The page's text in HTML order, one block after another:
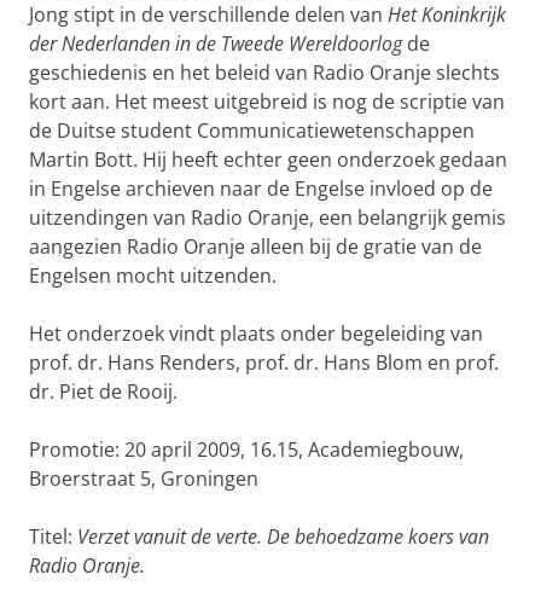
Jong stipt in de verschillende delen van Het Koninkrijk
der Nederlanden in de Tweede Wereldoorlogde
geschiedenis en het beleid van Radio Oranje slechts
kort aan. Het meest uitgebreid is nog de scriptie van
de Duitse student Communicatiewetenschappen
Martin Bott. Hij heeft echter geen onderzoek gedaan
in Engelse archieven naar de Engelse invloed op de
uitzendingen van Radio Oranje, een belangrijk gemis
aangezien Radio Oranje alleen bij de gratie van de
Engelsen mocht uitzenden.
Het onderzoek vindt plaats onder begeleiding van
prof. dr. Hans Renders, prof. dr. Hans Blom en prof.
dr. Piet de Rooij.
Promotie: 20 april 2009, 16.15, Academiegbouw,
Broerstraat 5, Groningen
Titel: Verzet vanuit de verte. De behoedzame koers van
Radio Oranje.